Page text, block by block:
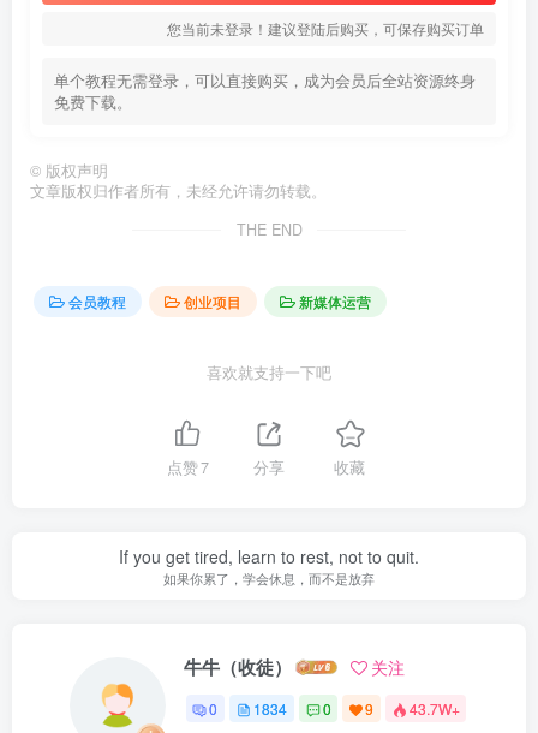
您当前未登录！建议登陆后购买，可保存购买订单
单个教程无需登录，可以直接购买，成为会员后全站资源终身
免费下载。
© 版权声明
文章版权归作者所有，未经允许请勿转载。
THE END
会员教程 创业项目 新媒体运营
喜欢就支持一下吧
点赞7 分享 收藏
If you get tired, learn to rest, not to quit.
如果你累了，学会休息，而不是放弃
牛牛（收徒） 关注
0 1834 0 9 43.7W+